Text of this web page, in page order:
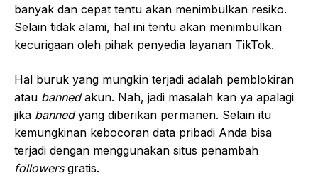
banyak dan cepat tentu akan menimbulkan resiko.
Selain tidak alami, hal ini tentu akan menimbulkan
kecurigaan oleh pihak penyedia layanan TikTok.
Hal buruk yang mungkin terjadi adalah pemblokiran
atau bannedakun. Nah, jadi masalah kan ya apalagi
jika bannedyang diberikan permanen. Selain itu
kemungkinan kebocoran data pribadi Anda bisa
terjadi dengan menggunakan situs penambah
followersgratis.